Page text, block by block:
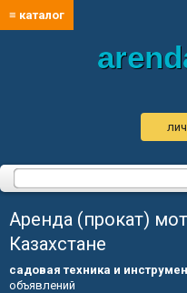
≡ каталог
Аренда (прокат)
Казахстане
садовая техника и
объявлений